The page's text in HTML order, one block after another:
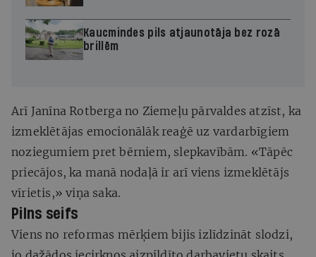
Kaucmindes pils atjaunotāja bez rozā
brillēm
Arī Janīna Rotberga no Ziemeļu pārvaldes atzīst, ka
izmeklētājas emocionālāk reaģē uz vardarbīgiem
noziegumiem pret bērniem, slepkavībām. «Tāpēc
priecājos, ka manā nodaļā ir arī viens izmeklētājs
vīrietis,» viņa saka.
Pilns seifs
Viens no reformas mērķiem bijis izlīdzināt slodzi,